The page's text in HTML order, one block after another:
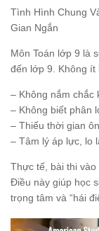
Tình Hình Chung
Gian Ngắn
Môn Toán lớp 9 là
đến lớp 9. Không ít
– Không nắm chắc
– Không biết phân
– Thiếu thời gian
– Tâm lý áp lực, lo
Thực tế, bài thi
Điều này giúp học
trọng tâm và “hái